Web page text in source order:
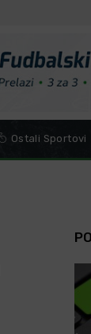
Ostali Sportovi